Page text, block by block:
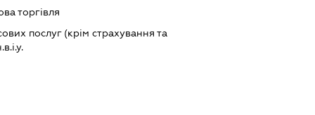
торгівля
послуг (крім страхування та